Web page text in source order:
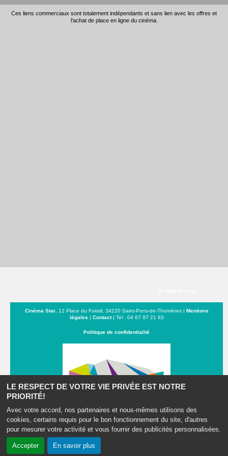
LE RESPECT DE VOTRE VIE PRIVÉE EST NOTRE
PRIORITÉ!
Avec votre accord, nos partenaires et nous-mêmes utilisons des
cookies, certains requis pour le bon fonctionnement du site, d'autres
pour mesurer votre activité et vous fournir des publicités personnalisées.
Accepter En savoir plus
Ces liens commerciaux sont totalement indépendants et sans lien avec les offres et
l'achat de place en ligne du cinéma.
Cinéma Star, 12 Place du Foirail, 34220 Saint-Pons-de-Thomières | Mentions
légales | Contact| Tel : 04 67 97 21 83
Politique de confidentialité
Du Minervoix au Caroux
Création site internet www.erakys.com